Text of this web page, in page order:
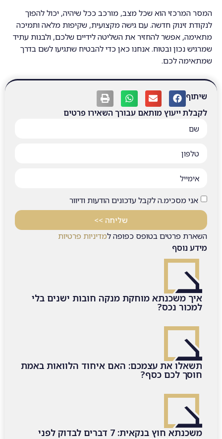
שיתוף
לקבלת ייעוץ מותאם עבורך השאירו פרטים
אני מסכימ.ה לקבל עדכונים הודעות ודיוור
שליחה >>
השארת פרטים בטופס כפופה למדיניות פרטיות
מידע נוסף
איך משכנתא מוחקת מנקה חובות ישנים בלי
למכור נכס?
תשאלו את עצמכם: האם איחוד הלוואות באמת
חוסך לכם כסף?
משכנתא חוץ בנקאית: 7 דברים לבדוק לפני
המסר המרכזי הוא שכל מצב, מורכב ככל שיהיה, יכול להפוך
לנקודת זינוק חדשה. עם גישה מקצועית, שקיפות מלאה ותמיכה
מתאימה, אפשר להחזיר את השליטה לידיים שלכם, ולבנות עתיד
שמרגיש נכון ובטוח. אנחנו כאן כדי להבטיח שתגיעו לשם בדרך
שמתאימה לכם.